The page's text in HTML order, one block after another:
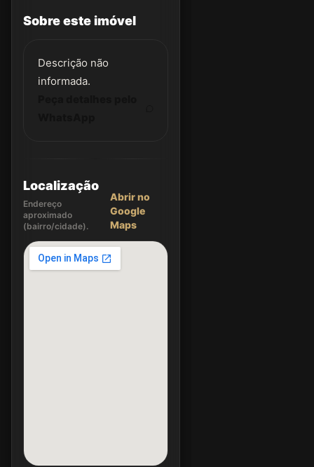
Sobre este imóvel
Descrição não
informada.
Localização
Endereço
aproximado
(bairro/cidade).
Abrir no
Google
Maps